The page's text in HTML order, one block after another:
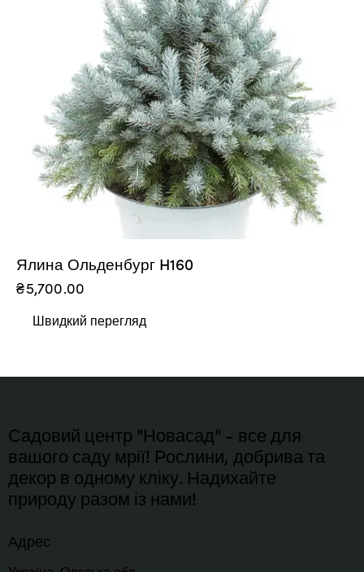
Ялина Ольденбург H160
₴5,700.00
Швидкий перегляд
Садовий центр "Новасад" - все для
вашого саду мрії! Рослини, добрива та
декор в одному кліку. Надихайте
природу разом із нами!
Адрес